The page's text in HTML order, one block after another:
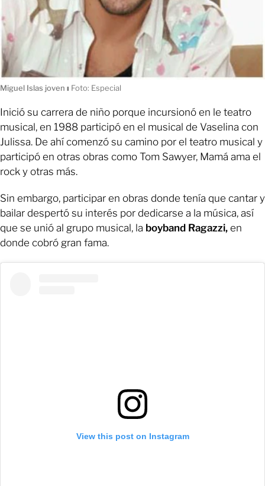
Miguel Islas joven ı Foto: Especial
Inició su carrera de niño porque incursionó en le teatro
musical, en 1988 participó en el musical de Vaselina con
Julissa. De ahí comenzó su camino por el teatro musical y
participó en otras obras como Tom Sawyer, Mamá ama el
rock y otras más.
Sin embargo, participar en obras donde tenía que cantar y
bailar despertó su interés por dedicarse a la música, así
que se unió al grupo musical, la boyband Ragazzi, en
donde cobró gran fama.
View this post on Instagram